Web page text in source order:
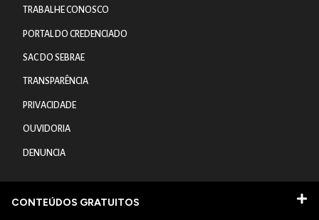
TRABALHE CONOSCO
PORTAL DO CREDENCIADO
SAC DO SEBRAE
TRANSPARÊNCIA
PRIVACIDADE
OUVIDORIA
DENUNCIA
CONTEÚDOS GRATUITOS